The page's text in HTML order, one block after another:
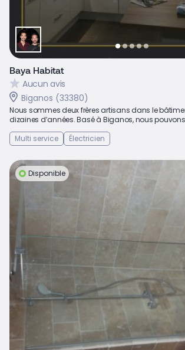
Baya Habitat
Aucun avis
Biganos (33380)
Nous sommes deux frères artisans dans le
dizaines d’années. Basé à Biganos, nous pouvons
Multi service
Électricien
Disponible